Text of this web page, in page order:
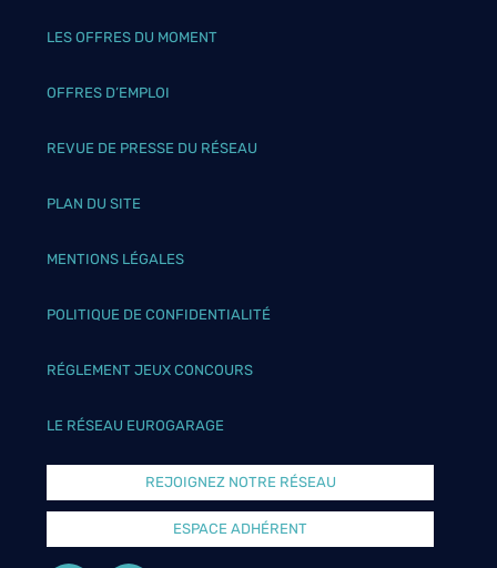
LES OFFRES DU MOMENT
OFFRES D’EMPLOI
REVUE DE PRESSE DU RÉSEAU
PLAN DU SITE
MENTIONS LÉGALES
POLITIQUE DE CONFIDENTIALITÉ
RÉGLEMENT JEUX CONCOURS
LE RÉSEAU EUROGARAGE
REJOIGNEZ NOTRE RÉSEAU
ESPACE ADHÉRENT